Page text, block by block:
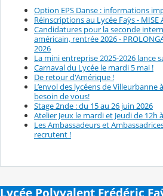
Option EPS Danse : informations
Réinscriptions au Lycée Faÿs - MISE
Candidatures pour la seconde
américain, rentrée 2026 -
2026
La mini entreprise 2025-2026 lance
Carnaval du Lycée le mardi 5 mai !
De retour d'Amérique !
L’envol des lycéens de
besoin de vous!
Stage 2nde : du 15 au 26 juin 2026
Atelier Jeux le mardi et Jeudi de 12h
Les Ambassadeurs et
recrutent !
Lycée Polyvalent Frédéric